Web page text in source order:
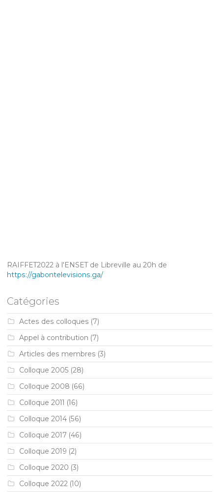
RAIFFET2022 à l'ENSET de Libreville au 20h de
https://gabontelevisions.ga/
Catégories
Actes des colloques (7)
Appel à contribution (7)
Articles des membres (3)
Colloque 2005 (28)
Colloque 2008 (66)
Colloque 2011 (16)
Colloque 2014 (56)
Colloque 2017 (46)
Colloque 2019 (2)
Colloque 2020 (3)
Colloque 2022 (10)